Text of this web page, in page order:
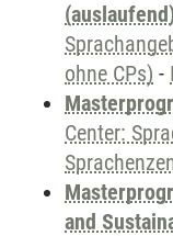
ohne CPs) -
Center:
and